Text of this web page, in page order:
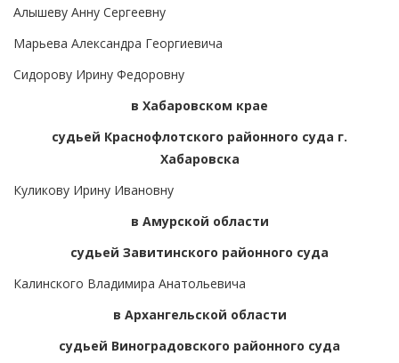
Алышеву Анну Сергеевну
Марьева Александра Георгиевича
Сидорову Ирину Федоровну
в Хабаровском крае
судьей Краснофлотского районного суда г.
Хабаровска
Куликову Ирину Ивановну
в Амурской области
судьей Завитинского районного суда
Калинского Владимира Анатольевича
в Архангельской области
судьей Виноградовского районного суда